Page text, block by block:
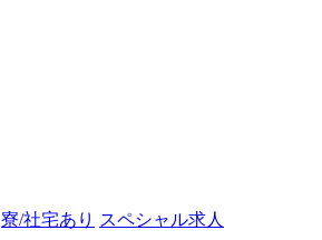
寮/社宅あり スペシャル求人